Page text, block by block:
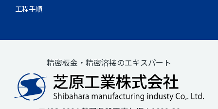
工程手順
精密板金・精密溶接のエキスパート